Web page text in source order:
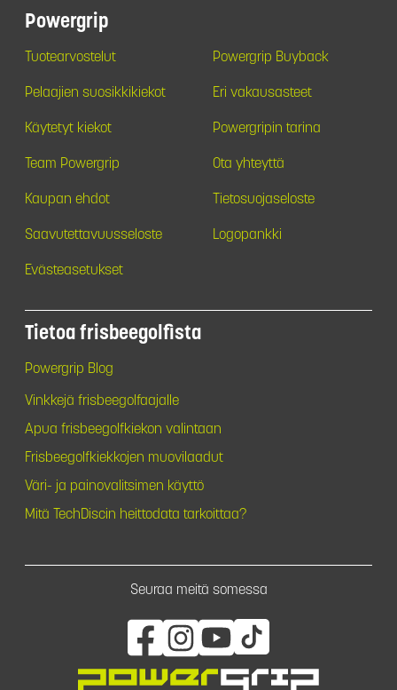
Powergrip
Tuotearvostelut Powergrip Buyback
Pelaajien suosikkikiekot Eri vakausasteet
Käytetyt kiekot Powergripin tarina
Team Powergrip Ota yhteyttä
Kaupan ehdot Tietosuojaseloste
Saavutettavuusseloste Logopankki
Evästeasetukset
Tietoa frisbeegolfista
Powergrip Blog
Vinkkejä frisbeegolfaajalle
Apua frisbeegolfkiekon valintaan
Frisbeegolfkiekkojen muovilaadut
Väri- ja painovalitsimen käyttö
Mitä TechDiscin heittodata tarkoittaa?
Seuraa meitä somessa